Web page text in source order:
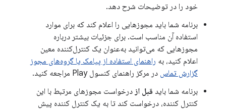
خود را در توضیحات شرح دهد.
برنامه شما باید مجوزهایی را اعلام کند که برای موارد
استفاده آن مناسب است. برای جزئیات بیشتر درباره
مجوزهایی که می‌توانید به‌عنوان یک کنترل‌کننده معین
اعلام کنید، به راهنمای استفاده از پیامک یا گروه‌های مجوز
گزارش تماس در مرکز راهنمای کنسول Play مراجعه کنید.
برنامه شما باید قبل از درخواست مجوزهای مرتبط با این
کنترل کننده، درخواست کند تا به یک کنترل کننده پیش